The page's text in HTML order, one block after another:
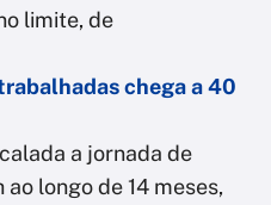
limite, de
chega a 40
a jornada de
longo de 14 meses,